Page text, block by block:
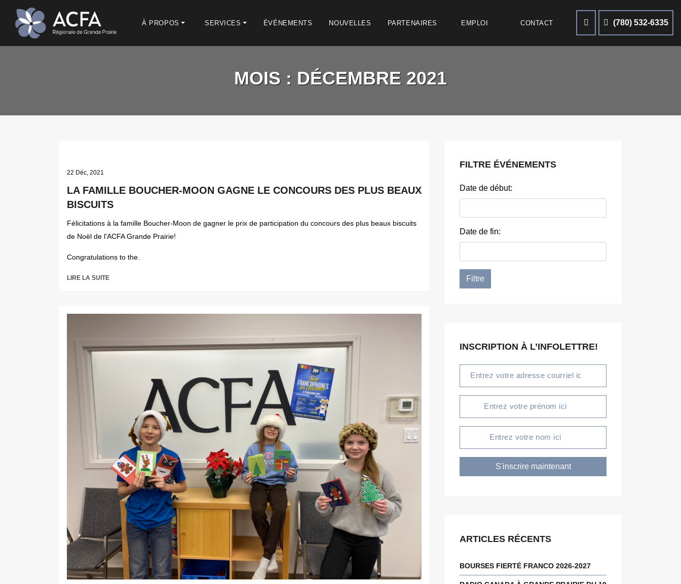
À PROPOS SERVICES ÉVÉNEMENTS NOUVELLES PARTENAIRES EMPLOI CONTACT (780) 532-6335
MOIS : DÉCEMBRE 2021
22 Déc, 2021
LA FAMILLE BOUCHER-MOON GAGNE LE CONCOURS DES PLUS BEAUX
BISCUITS
Félicitations à la famille Boucher-Moon de gagner le prix de participation du concours des plus beaux biscuits
de Noël de l'ACFA Grande Prairie!
Congratulations to the.
LIRE LA SUITE
FILTRE ÉVÉNEMENTS
Date de début:
Date de fin:
INSCRIPTION À L’INFOLETTRE!
S'inscrire maintenant
ARTICLES RÉCENTS
BOURSES FIERTÉ FRANCO 2026-2027